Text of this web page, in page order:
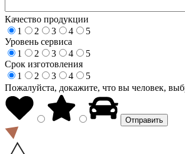
Качество продукции
1
2 3 4
5
Уровень сервиса
1
2 3 4
5
Срок изготовления
1
2 3 4
5
Пожалуйста, докажите, что вы человек,